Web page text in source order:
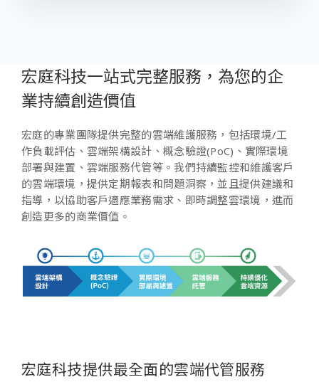
宏庭科技一站式完整服務，為您的企
業持續創造價值
宏庭的專業團隊提供完整的雲端維護服務，包括環境/工
作負載評估、雲端架構設計、概念驗證(PoC)、實際環境
部署與建置、雲端服務代管等。我們持續監控和維護客戶
的雲端環境，提供定期報表和問題洞察，並且提供建議和
指導，以協助客戶適應業務需求、即時調整雲環境，進而
創造更多的商業價值。
宏庭科技提供最全面的雲端代管服務